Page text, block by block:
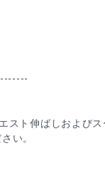
スト伸ばしおよび
い。